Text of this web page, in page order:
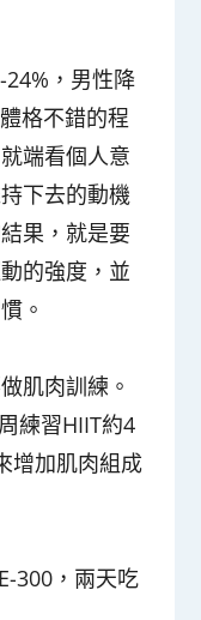
，男性降
格不錯的程
端看個人意
下去的動機
果，就是要
的強度，並
。
肌肉訓練。
練習HIIT約4
增加肌肉組成
300，兩天吃